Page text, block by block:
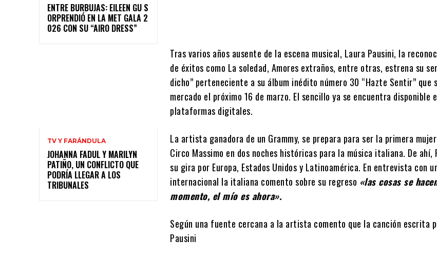
ENTRE BURBUJAS: EILEEN GU S
ORPRENDIÓ EN LA MET GALA 2
026 CON SU “AIRO DRESS”
TV Y FARÁNDULA
JOHANNA FADUL Y MARILYN
PATIÑO, UN CONFLICTO QUE
PODRÍA LLEGAR A LOS
TRIBUNALES
Tras varios años ausente de la escena musical, Laura Pausini, la
de éxitos como La soledad, Amores extraños, entre otras, estrena su
dicho” perteneciente a su álbum inédito número 30 “Hazte Sentir” que
mercado el próximo 16 de marzo. El sencillo ya se encuentra disponible
plataformas digitales.
La artista ganadora de un Grammy, se prepara para ser la primera
Circo Massimo en dos noches históricas para la música italiana. De ahí,
su gira por Europa, Estados Unidos y Latinoamérica. En entrevista con
internacional la italiana comento sobre su regreso «las cosas se
momento, el mío es ahora».
Según una fuente cercana a la artista comento que la canción escrita
Pausini